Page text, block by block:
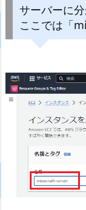
サーバーに
ここでは「